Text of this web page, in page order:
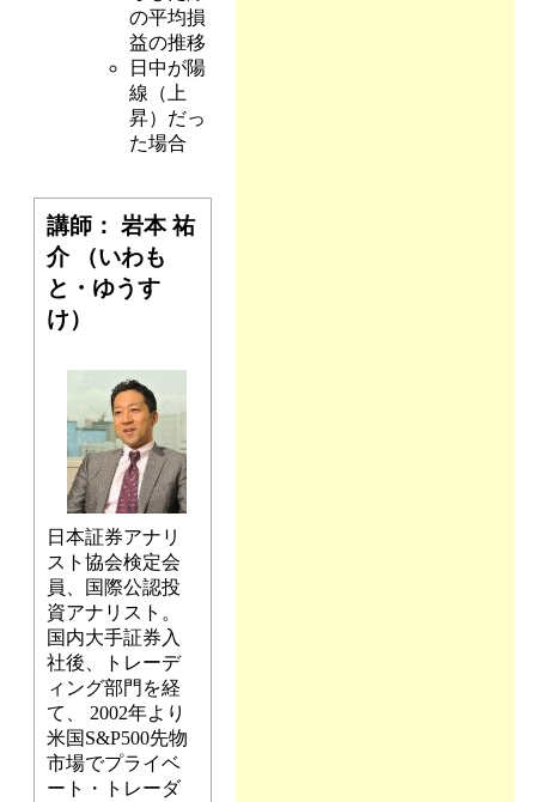
の平均損
益の推移
日中が陽
線（上
昇）だっ
た場合
講師： 岩本 祐
介 （いわも
と・ゆうす
け）
日本証券アナリ
スト協会検定会
員、国際公認投
資アナリスト。
国内大手証券入
社後、トレーデ
ィング部門を経
て、 2002年より
米国S&P500先物
市場でプライベ
ート・トレーダ